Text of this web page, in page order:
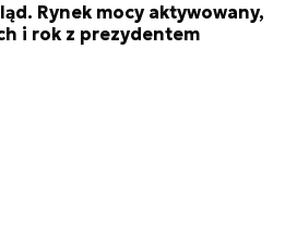
Rynek mocy aktywowany,
i rok z prezydentem